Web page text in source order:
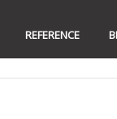
REFERENCE